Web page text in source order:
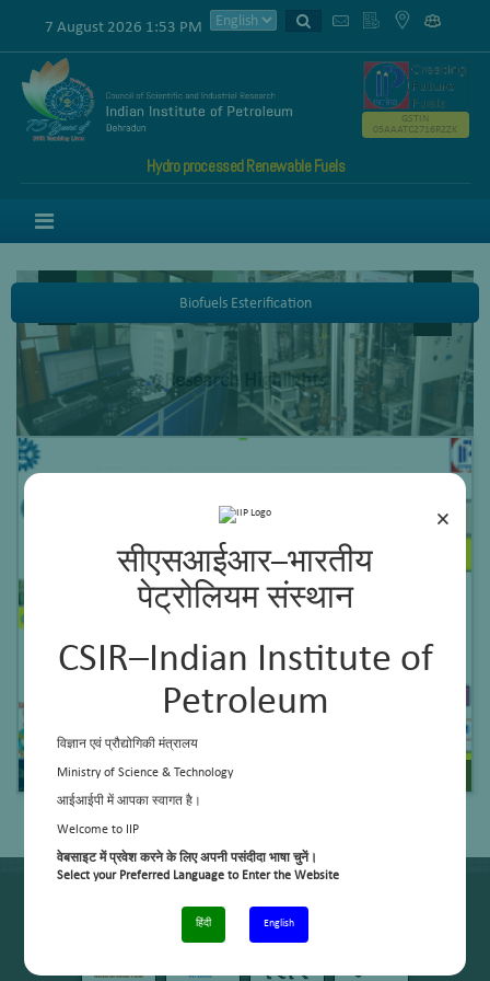
×
सीएसआईआर–भारतीय
पेट्रोलियम संस्थान
CSIR–Indian Institute of
Petroleum
विज्ञान एवं प्रौद्योगिकी मंत्रालय
Ministry of Science & Technology
आईआईपी में आपका स्वागत है।
Welcome to IIP
वेबसाइट में प्रवेश करने के लिए अपनी पसंदीदा भाषा चुनें।
Select your Preferred Language to Enter the Website
हिंदी English
7 August 2026 1:53 PM
Hydro processed Renewable Fuels
GSTIN
05AAATC2716R2ZK
Biofuels Esterification
Research Highlights
Process for Renewable ATF